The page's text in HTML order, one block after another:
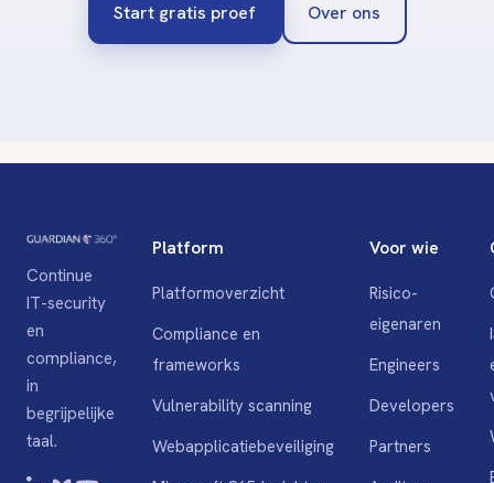
Start gratis proef Over ons
Continue
IT-security
en
compliance,
in
begrijpelijke
taal.
Platform
Platformoverzicht
Compliance en
frameworks
Vulnerability scanning
Webapplicatiebeveiliging
Voor wie
Risico-
eigenaren
Engineers
Developers
Partners